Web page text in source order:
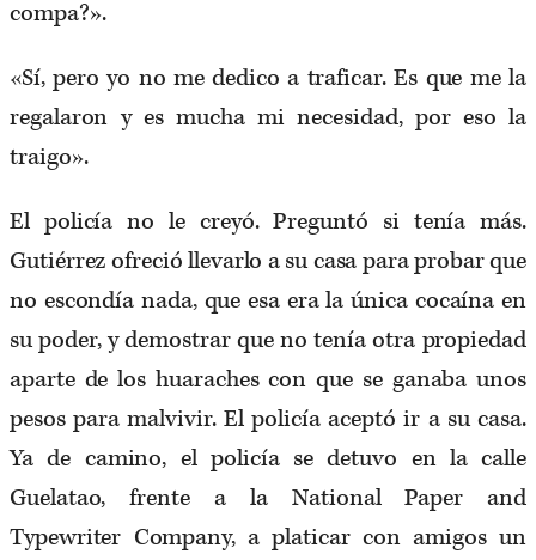
compa?».
«Sí, pero yo no me dedico a traficar. Es que me la
regalaron y es mucha mi necesidad, por eso la
traigo».
El policía no le creyó. Preguntó si tenía más.
Gutiérrez ofreció llevarlo a su casa para probar que
no escondía nada, que esa era la única cocaína en
su poder, y demostrar que no tenía otra propiedad
aparte de los huaraches con que se ganaba unos
pesos para malvivir. El policía aceptó ir a su casa.
Ya de camino, el policía se detuvo en la calle
Guelatao, frente a la National Paper and
Typewriter Company, a platicar con amigos un